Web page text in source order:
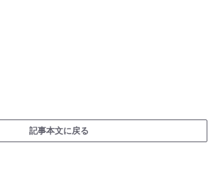
記事本文に戻る